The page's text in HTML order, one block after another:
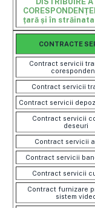
țară și în
CONTRACTE
Contract servicii
Contract servicii
Contract servicii
Contract servicii
deseuri
Contract servicii
Contract servicii
Contract servicii
Contract furnizare
sistem